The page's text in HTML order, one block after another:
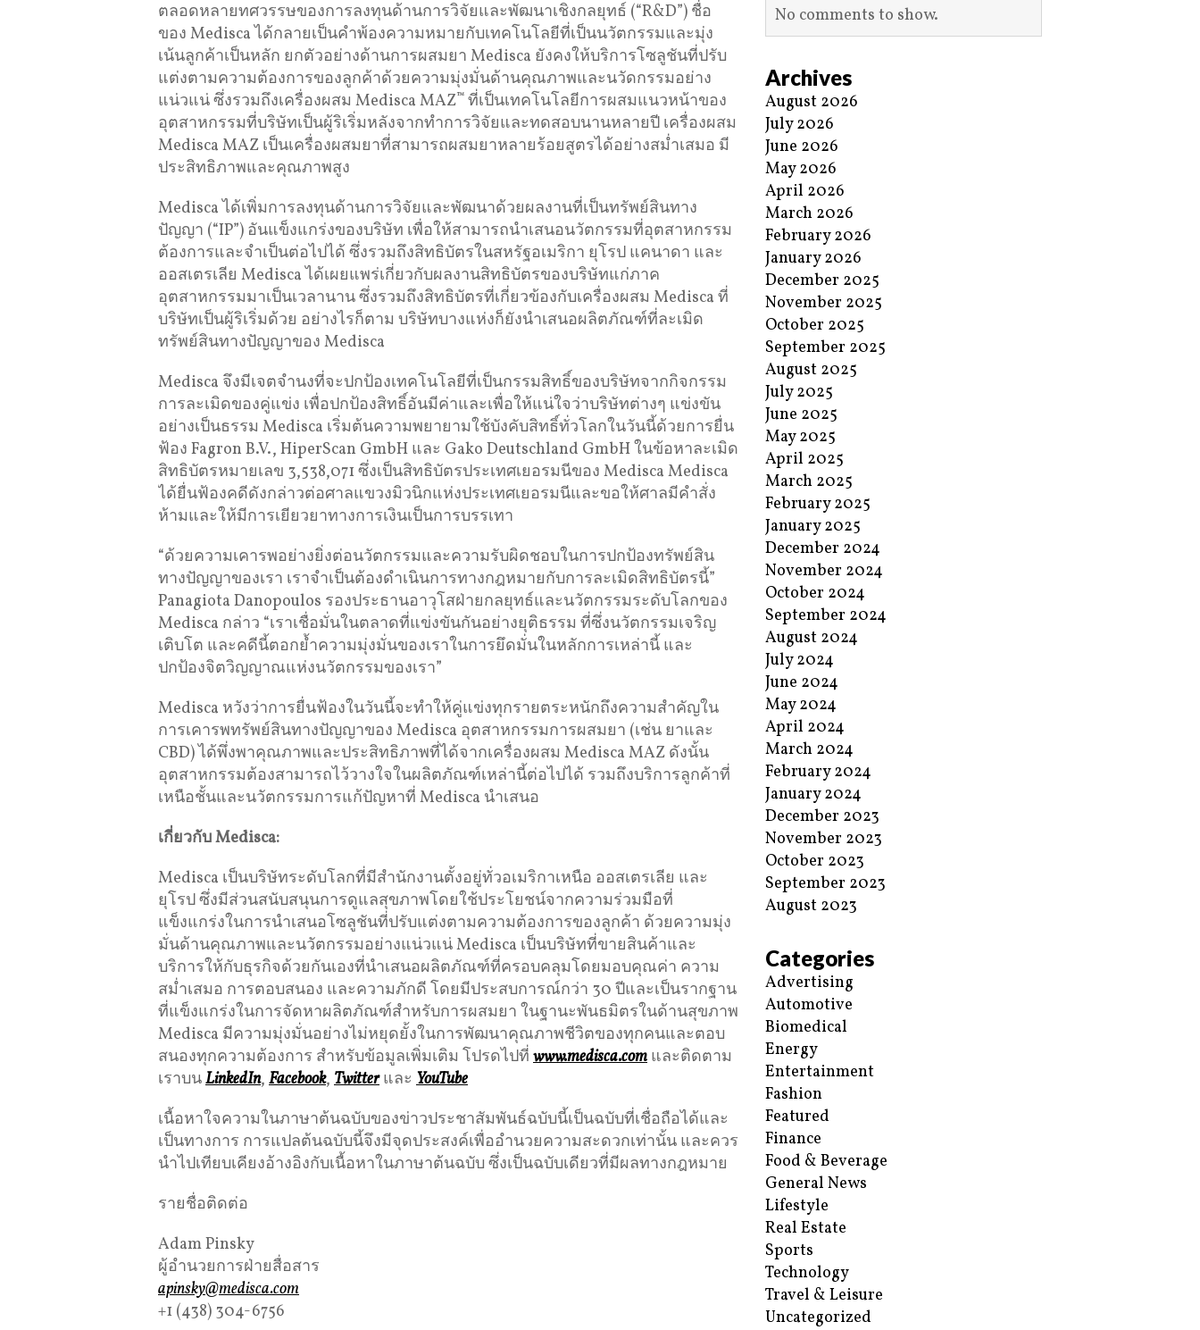
ตลอดหลายทศวรรษของการลงทุนด้านการวิจัยและพัฒนาเชิงกลยุทธ์ (“R&D”) ชื่อ
ของ Medisca ได้กลายเป็นคำพ้องความหมายกับเทคโนโลยีที่เป็นนวัตกรรมและมุ่ง
เน้นลูกค้าเป็นหลัก ยกตัวอย่างด้านการผสมยา Medisca ยังคงให้บริการโซลูชันที่ปรับ
แต่งตามความต้องการของลูกค้าด้วยความมุ่งมั่นด้านคุณภาพและนวัดกรรมอย่าง
แน่วแน่ ซึ่งรวมถึงเครื่องผสม Medisca MAZ™ ที่เป็นเทคโนโลยีการผสมแนวหน้าของ
อุตสาหกรรมที่บริษัทเป็นผู้ริเริ่มหลังจากทำการวิจัยและทดสอบนานหลายปี เครื่องผสม
Medisca MAZ เป็นเครื่องผสมยาที่สามารถผสมยาหลายร้อยสูตรได้อย่างสม่ำเสมอ มี
ประสิทธิภาพและคุณภาพสูง
Medisca ได้เพิ่มการลงทุนด้านการวิจัยและพัฒนาด้วยผลงานที่เป็นทรัพย์สินทาง
ปัญญา (“IP”) อันแข็งแกร่งของบริษัท เพื่อให้สามารถนำเสนอนวัตกรรมที่อุตสาหกรรม
ต้องการและจำเป็นต่อไปได้ ซึ่งรวมถึงสิทธิบัตรในสหรัฐอเมริกา ยุโรป แคนาดา และ
ออสเตรเลีย Medisca ได้เผยแพร่เกี่ยวกับผลงานสิทธิบัตรของบริษัทแก่ภาค
อุตสาหกรรมมาเป็นเวลานาน ซึ่งรวมถึงสิทธิบัตรที่เกี่ยวข้องกับเครื่องผสม Medisca ที่
บริษัทเป็นผู้ริเริ่มด้วย อย่างไรก็ตาม บริษัทบางแห่งก็ยังนำเสนอผลิตภัณฑ์ที่ละเมิด
ทรัพย์สินทางปัญญาของ Medisca
Medisca จึงมีเจตจำนงที่จะปกป้องเทคโนโลยีที่เป็นกรรมสิทธิ์ของบริษัทจากกิจกรรม
การละเมิดของคู่แข่ง เพื่อปกป้องสิทธิ์อันมีค่าและเพื่อให้แน่ใจว่าบริษัทต่างๆ แข่งขัน
อย่างเป็นธรรม Medisca เริ่มต้นความพยายามใช้บังคับสิทธิ์ทั่วโลกในวันนี้ด้วยการยื่น
ฟ้อง Fagron B.V., HiperScan GmbH และ Gako Deutschland GmbH ในข้อหาละเมิด
สิทธิบัตรหมายเลข 3,538,071 ซึ่งเป็นสิทธิบัตรประเทศเยอรมนีของ Medisca Medisca
ได้ยื่นฟ้องคดีดังกล่าวต่อศาลแขวงมิวนิกแห่งประเทศเยอรมนีและขอให้ศาลมีคำสั่ง
ห้ามและให้มีการเยียวยาทางการเงินเป็นการบรรเทา
“ด้วยความเคารพอย่างยิ่งต่อนวัตกรรมและความรับผิดชอบในการปกป้องทรัพย์สิน
ทางปัญญาของเรา เราจำเป็นต้องดำเนินการทางกฎหมายกับการละเมิดสิทธิบัตรนี้”
Panagiota Danopoulos รองประธานอาวุโสฝ่ายกลยุทธ์และนวัตกรรมระดับโลกของ
Medisca กล่าว “เราเชื่อมั่นในตลาดที่แข่งขันกันอย่างยุติธรรม ที่ซึ่งนวัตกรรมเจริญ
เติบโต และคดีนี้ตอกย้ำความมุ่งมั่นของเราในการยึดมั่นในหลักการเหล่านี้ และ
ปกป้องจิตวิญญาณแห่งนวัตกรรมของเรา”
Medisca หวังว่าการยื่นฟ้องในวันนี้จะทำให้คู่แข่งทุกรายตระหนักถึงความสำคัญใน
การเคารพทรัพย์สินทางปัญญาของ Medisca อุตสาหกรรมการผสมยา (เช่น ยาและ
CBD) ได้พึ่งพาคุณภาพและประสิทธิภาพที่ได้จากเครื่องผสม Medisca MAZ ดังนั้น
อุตสาหกรรมต้องสามารถไว้วางใจในผลิตภัณฑ์เหล่านี้ต่อไปได้ รวมถึงบริการลูกค้าที่
เหนือชั้นและนวัตกรรมการแก้ปัญหาที่ Medisca นำเสนอ
เกี่ยวกับMedisca:
Medisca เป็นบริษัทระดับโลกที่มีสำนักงานตั้งอยู่ทั่วอเมริกาเหนือ ออสเตรเลีย และ
ยุโรป ซึ่งมีส่วนสนับสนุนการดูแลสุขภาพโดยใช้ประโยชน์จากความร่วมมือที่
แข็งแกร่งในการนำเสนอโซลูชันที่ปรับแต่งตามความต้องการของลูกค้า ด้วยความมุ่ง
มั่นด้านคุณภาพและนวัตกรรมอย่างแน่วแน่ Medisca เป็นบริษัทที่ขายสินค้าและ
บริการให้กับธุรกิจด้วยกันเองที่นำเสนอผลิตภัณฑ์ที่ครอบคลุมโดยมอบคุณค่า ความ
สม่ำเสมอ การตอบสนอง และความภักดี โดยมีประสบการณ์กว่า 30 ปีและเป็นรากฐาน
ที่แข็งแกร่งในการจัดหาผลิตภัณฑ์สำหรับการผสมยา ในฐานะพันธมิตรในด้านสุขภาพ
Medisca มีความมุ่งมั่นอย่างไม่หยุดยั้งในการพัฒนาคุณภาพชีวิตของทุกคนและตอบ
สนองทุกความต้องการ สำหรับข้อมูลเพิ่มเติม โปรดไปที่ www.medisca.com และติดตาม
เราบนLinkedIn, Facebook, Twitterและ YouTube
เนื้อหาใจความในภาษาต้นฉบับของข่าวประชาสัมพันธ์ฉบับนี้เป็นฉบับที่เชื่อถือได้และ
เป็นทางการ การแปลต้นฉบับนี้จึงมีจุดประสงค์เพื่ออำนวยความสะดวกเท่านั้น และควร
นำไปเทียบเคียงอ้างอิงกับเนื้อหาในภาษาต้นฉบับ ซึ่งเป็นฉบับเดียวที่มีผลทางกฎหมาย
รายชื่อติดต่อ
Adam Pinsky
ผู้อำนวยการฝ่ายสื่อสาร
apinsky@medisca.com
+1 (438) 304-6756
No comments to show.
Archives
August 2026
July 2026
June 2026
May 2026
April 2026
March 2026
February 2026
January 2026
December 2025
November 2025
October 2025
September 2025
August 2025
July 2025
June 2025
May 2025
April 2025
March 2025
February 2025
January 2025
December 2024
November 2024
October 2024
September 2024
August 2024
July 2024
June 2024
May 2024
April 2024
March 2024
February 2024
January 2024
December 2023
November 2023
October 2023
September 2023
August 2023
Categories
Advertising
Automotive
Biomedical
Energy
Entertainment
Fashion
Featured
Finance
Food & Beverage
General News
Lifestyle
Real Estate
Sports
Technology
Travel & Leisure
Uncategorized